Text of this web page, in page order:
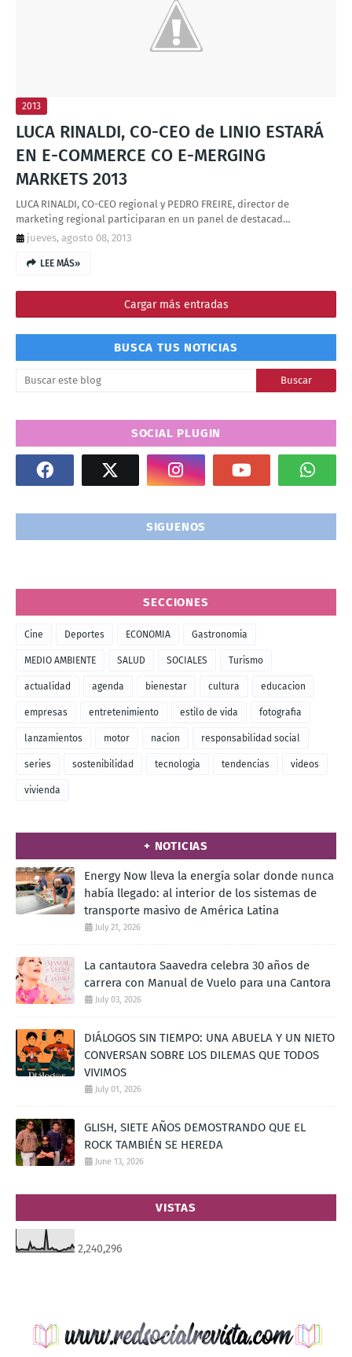
2013
LUCA RINALDI, CO-CEO de LINIO ESTARÁ
EN E-COMMERCE CO E-MERGING
MARKETS 2013
LUCA RINALDI, CO-CEO regional y PEDRO FREIRE, director de
marketing regional participaran en un panel de destacad…
jueves, agosto 08, 2013
LEE MÁS»
Cargar más entradas
BUSCA TUS NOTICIAS
SOCIAL PLUGIN
SIGUENOS
SECCIONES
Cine Deportes ECONOMIA Gastronomia
MEDIO AMBIENTE SALUD SOCIALES Turismo
actualidad agenda bienestar cultura educacion
empresas entretenimiento estilo de vida fotografia
lanzamientos motor nacion responsabilidad social
series sostenibilidad tecnologia tendencias videos
vivienda
+ NOTICIAS
Energy Now lleva la energía solar donde nunca
había llegado: al interior de los sistemas de
transporte masivo de América Latina
July 21, 2026
La cantautora Saavedra celebra 30 años de
carrera con Manual de Vuelo para una Cantora
July 03, 2026
DIÁLOGOS SIN TIEMPO: UNA ABUELA Y UN NIETO
CONVERSAN SOBRE LOS DILEMAS QUE TODOS
VIVIMOS
July 01, 2026
GLISH, SIETE AÑOS DEMOSTRANDO QUE EL
ROCK TAMBIÉN SE HEREDA
June 13, 2026
VISTAS
2,240,296